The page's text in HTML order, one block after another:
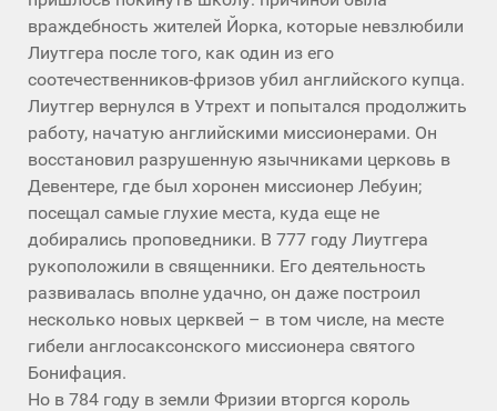
враждебность жителей Йорка, которые невзлюбили
Лиутгера после того, как один из его
соотечественников-фризов убил английского купца.
Лиутгер вернулся в Утрехт и попытался продолжить
работу, начатую английскими миссионерами. Он
восстановил разрушенную язычниками церковь в
Девентере, где был хоронен миссионер Лебуин;
посещал самые глухие места, куда еще не
добирались проповедники. В 777 году Лиутгера
рукоположили в священники. Его деятельность
развивалась вполне удачно, он даже построил
несколько новых церквей – в том числе, на месте
гибели англосаксонского миссионера святого
Бонифация.
Но в 784 году в земли Фризии вторгся король